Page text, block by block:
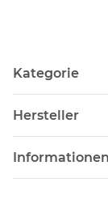
Kategorie
Hersteller
Informationen